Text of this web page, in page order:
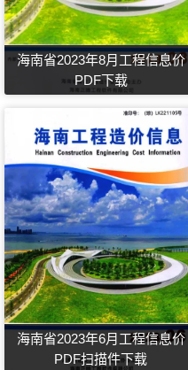
海南省2023年8月工程信息价
PDF下载
海南省2023年6月工程信息价
PDF扫描件下载